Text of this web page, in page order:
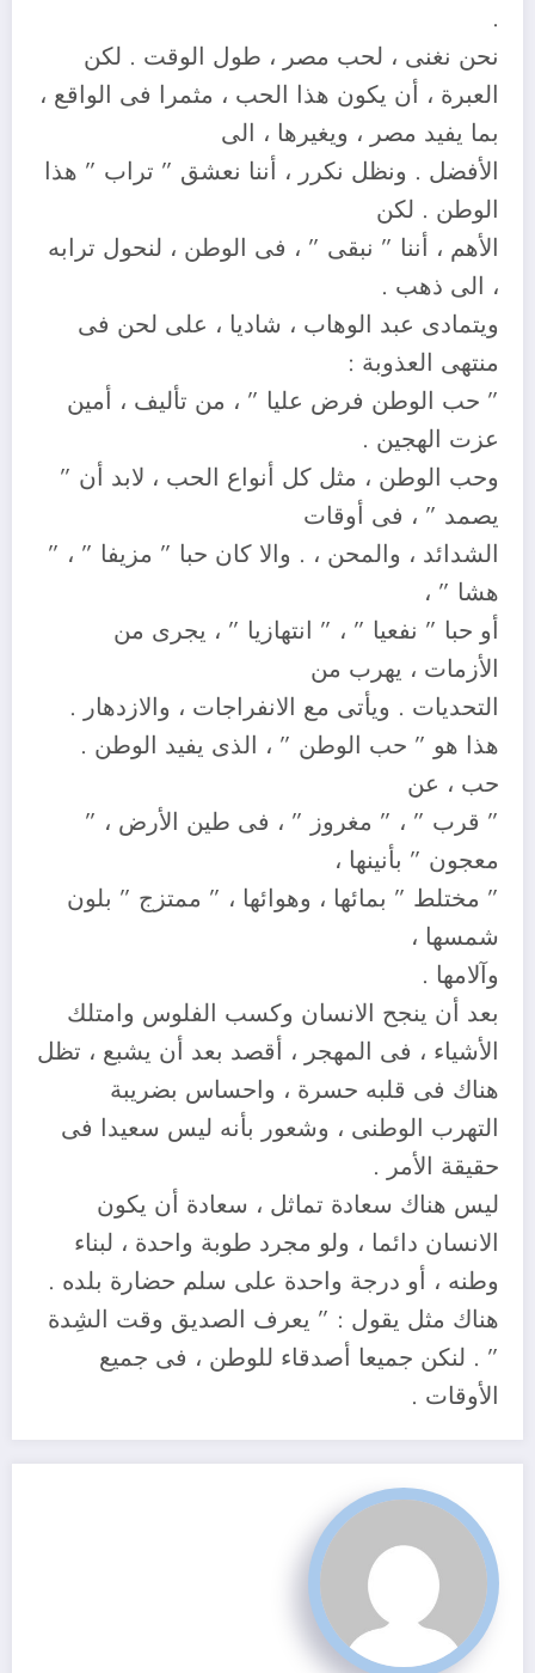
.
نحن نغنى ، لحب مصر ، طول الوقت . لكن
العبرة ، أن يكون هذا الحب ، مثمرا فى الواقع ،
بما يفيد مصر ، ويغيرها ، الى
الأفضل . ونظل نكرر ، أننا نعشق ” تراب ” هذا
الوطن . لكن
الأهم ، أننا ” نبقى ” ، فى الوطن ، لنحول ترابه
، الى ذهب .
ويتمادى عبد الوهاب ، شاديا ، على لحن فى
منتهى العذوبة :
” حب الوطن فرض عليا ” ، من تأليف ، أمين
عزت الهجين .
وحب الوطن ، مثل كل أنواع الحب ، لابد أن ”
يصمد ” ، فى أوقات
الشدائد ، والمحن ، . والا كان حبا ” مزيفا ” ، ”
هشا ” ،
أو حبا ” نفعيا ” ، ” انتهازيا ” ، يجرى من
الأزمات ، يهرب من
التحديات . ويأتى مع الانفراجات ، والازدهار .
هذا هو ” حب الوطن ” ، الذى يفيد الوطن .
حب ، عن
” قرب ” ، ” مغروز ” ، فى طين الأرض ، ”
معجون ” بأنينها ،
” مختلط ” بمائها ، وهوائها ، ” ممتزج ” بلون
شمسها ،
وآلامها .
بعد أن ينجح الانسان وكسب الفلوس وامتلك
الأشياء ، فى المهجر ، أقصد بعد أن يشبع ، تظل
هناك فى قلبه حسرة ، واحساس بضريبة
التهرب الوطنى ، وشعور بأنه ليس سعيدا فى
حقيقة الأمر .
ليس هناك سعادة تماثل ، سعادة أن يكون
الانسان دائما ، ولو مجرد طوبة واحدة ، لبناء
وطنه ، أو درجة واحدة على سلم حضارة بلده .
هناك مثل يقول : ” يعرف الصديق وقت الشِدة
” . لنكن جميعا أصدقاء للوطن ، فى جميع
الأوقات .